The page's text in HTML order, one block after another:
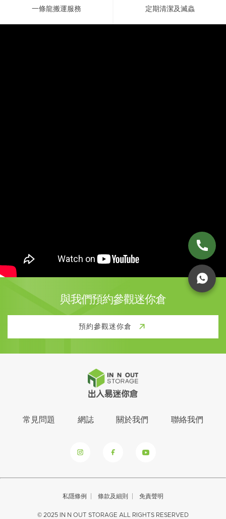
一條龍搬運服務 定期清潔及滅蟲
與我們預約參觀迷你倉
預約參觀迷你倉
常見問題 網誌 關於我們 聯絡我們
© 2025 IN N OUT STORAGE ALL RIGHTS RESERVED
私隱條例 條款及細則 免責聲明